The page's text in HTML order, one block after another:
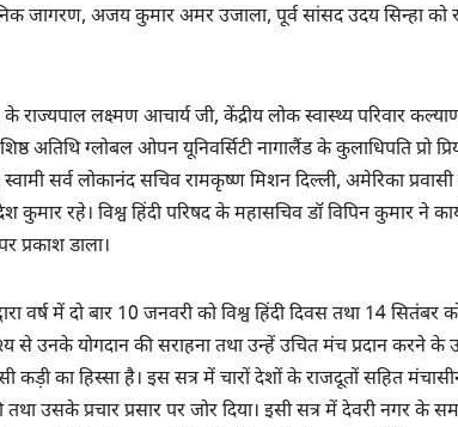
अजय कुमार अमर उजाला, पूर्व सांसद उदय सिन्हा को
लक्ष्मण आचार्य जी, केंद्रीय लोक स्वास्थ्य परिवार कल्याण
अतिथि ग्लोबल ओपन यूनिवर्सिटी नागालैंड के कुलाधिपति प्रो
सर्व लोकानंद सचिव रामकृष्ण मिशन दिल्ली, अमेरिका
रहे। विश्व हिंदी परिषद के महासचिव डॉ विपिन कुमार ने
प्रकाश डाला।
वर्ष में दो बार 10 जनवरी को विश्व हिंदी दिवस तथा 14 सितंबर
से उनके योगदान की सराहना तथा उन्हें उचित मंच प्रदान करने के
का हिस्सा है। इस सत्र में चारों देशों के राजदूतों सहित
तथा उसके प्रचार प्रसार पर जोर दिया। इसी सत्र में देवरी नगर